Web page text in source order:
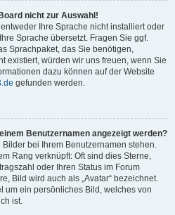
nicht zur Auswahl!
Ihre Sprache nicht installiert oder
Sprache übersetzt. Fragen Sie ggf.
Sprachpaket, das Sie benötigen,
existiert, würden wir uns freuen, wenn Sie
dazu können auf der Website
gefunden werden.
Benutzernamen angezeigt werden?
bei Ihrem Benutzernamen stehen.
Rang verknüpft: Oft sind dies Sterne,
oder Ihren Status im Forum
Bild wird auch als „Avatar“ bezeichnet.
um ein persönliches Bild, welches von
ist.